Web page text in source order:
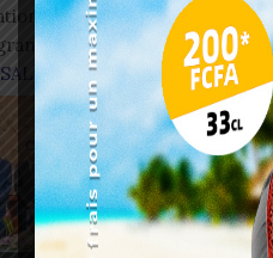
sur des questions
enjeux internationaux.
Les candidats retenus
Cet
pour
entre
les
deux